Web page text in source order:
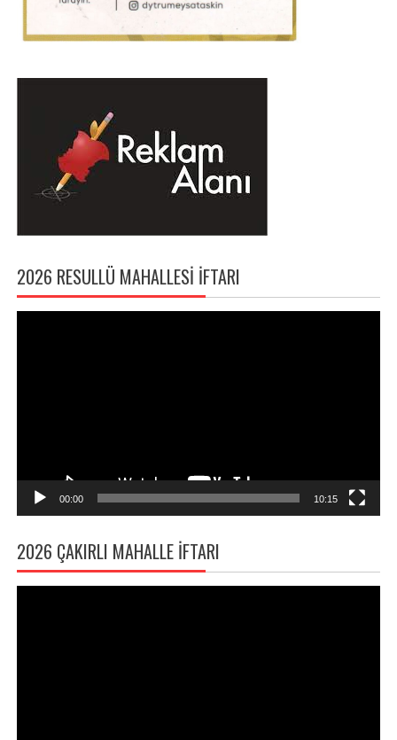
2026 RESULLÜ MAHALLESI İFTARI
00:00 10:15
2026 ÇAKIRLI MAHALLE İFTARI